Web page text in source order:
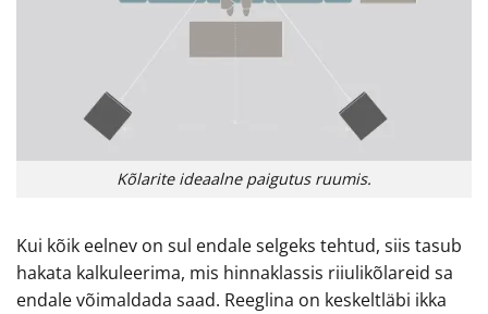
Kõlarite ideaalne paigutus ruumis.
Kui kõik eelnev on sul endale selgeks tehtud, siis tasub
hakata kalkuleerima, mis hinnaklassis riiulikõlareid sa
endale võimaldada saad. Reeglina on keskeltläbi ikka